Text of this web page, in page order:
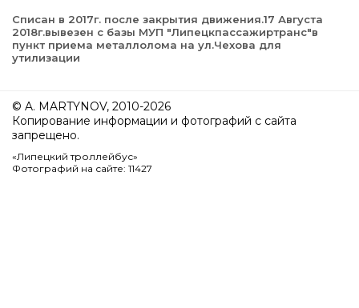
Списан в 2017г. после закрытия движения.17 Августа
2018г.вывезен с базы МУП "Липецкпассажиртранс"в
пункт приема металлолома на ул.Чехова для
утилизации
© A. MARTYNOV, 2010-2026
Копирование информации и фотографий с сайта
запрещено.
«Липецкий троллейбус»
Фотографий на сайте: 11427